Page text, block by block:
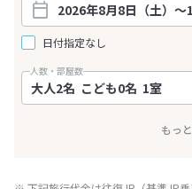
日付指定なし
人数・部屋数
もっ